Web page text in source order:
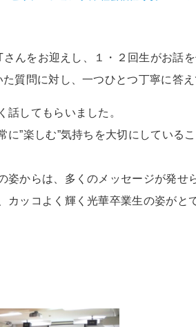
んをお迎えし、１・２回生がお話を
質問に対し、一つひとつ丁寧に答え
してもらいました。
”楽しむ”気持ちを大切にしている
からは、多くのメッセージが発せ
ッコよく輝く光華卒業生の姿がと